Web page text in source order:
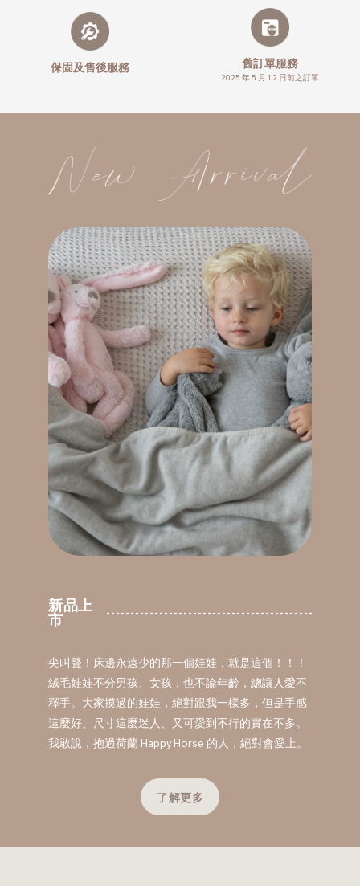
保固及售後服務 舊訂單服務
2025 年 5 月 12 日前之訂單
新品上
市
尖叫聲！床邊永遠少的那一個娃娃，就是這個！！！
絨毛娃娃不分男孩、女孩，也不論年齡，總讓人愛不
釋手。大家摸過的娃娃，絕對跟我一樣多，但是手感
這麼好、尺寸這麼迷人、又可愛到不行的實在不多。
我敢說，抱過荷蘭 Happy Horse 的人，絕對會愛上。
了解更多